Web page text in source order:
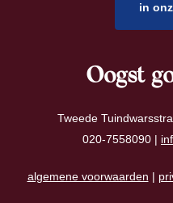
in
Oogst
Tweede
020-7558090 |
algemene voorwaarden |